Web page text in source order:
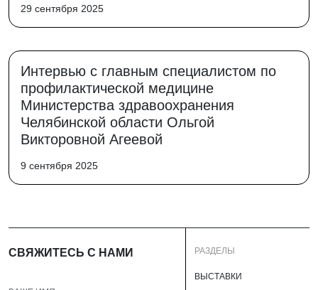
29 сентября 2025
Интервью с главным специалистом по
профилактической медицине
Министерства здравоохранения
Челябинской области Ольгой
Викторовной Агеевой
9 сентября 2025
СВЯЖИТЕСЬ С НАМИ РАЗДЕЛЫ
ВЫСТАВКИ